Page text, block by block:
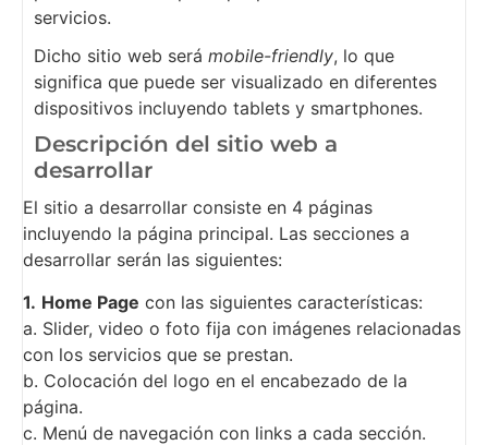
servicios.
Dicho sitio web será mobile-friendly, lo que
significa que puede ser visualizado en diferentes
dispositivos incluyendo tablets y smartphones.
Descripción del sitio web a
desarrollar
El sitio a desarrollar consiste en 4 páginas
incluyendo la página principal. Las secciones a
desarrollar serán las siguientes:
1. Home Page con las siguientes características:
a. Slider, video o foto fija con imágenes relacionadas
con los servicios que se prestan.
b. Colocación del logo en el encabezado de la
página.
c. Menú de navegación con links a cada sección.